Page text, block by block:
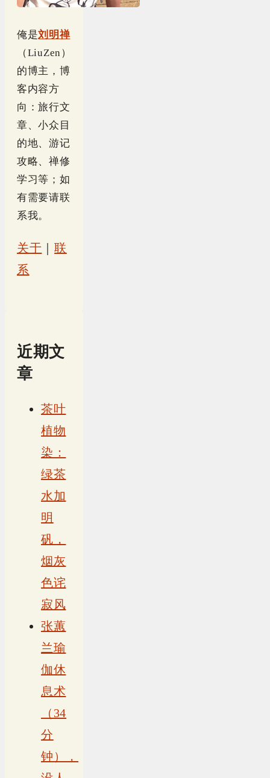
俺是刘明禅
（LiuZen）
的博主，博
客内容方
向：旅行文
章、小众目
的地、游记
攻略、禅修
学习等；如
有需要请联
系我。
关于 ｜联
系
近期文
章
茶叶
植物
染：
绿茶
水加
明
矾，
烟灰
色诧
寂风
张蕙
兰瑜
伽休
息术
（34
分
钟），